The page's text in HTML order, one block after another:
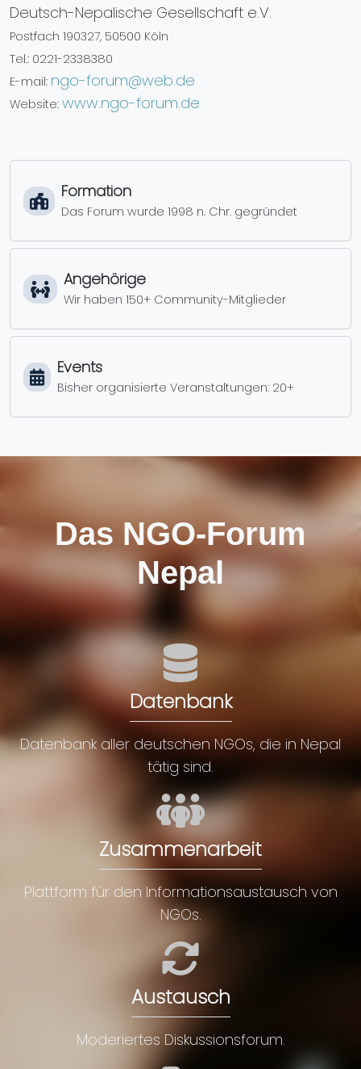
Deutsch-Nepalische Gesellschaft e.V.
Postfach 190327, 50500 Köln
Tel.: 0221-2338380
E-mail: ngo-forum@web.de
Website: www.ngo-forum.de
Formation
Das Forum wurde 1998 n. Chr. gegründet
Angehörige
Wir haben 150+ Community-Mitglieder
Events
Bisher organisierte Veranstaltungen: 20+
Das NGO-Forum
Nepal
Datenbank
Datenbank aller deutschen NGOs, die in Nepal
tätig sind.
Zusammenarbeit
Plattform für den Informationsaustausch von
NGOs.
Austausch
Moderiertes Diskussionsforum.